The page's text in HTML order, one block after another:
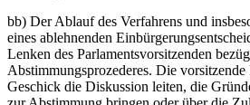
bb) Der Ablauf des Verfahrens und
eines ablehnenden
Lenken des Parlamentsvorsitzenden
Abstimmungsprozederes. Die vorsitzende
Geschick die Diskussion leiten, die